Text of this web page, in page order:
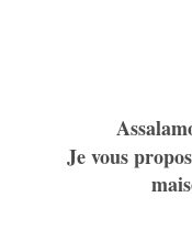
Je vous